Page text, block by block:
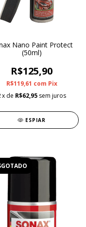
Nano Paint Protect
(50ml)
R$125,90
R$119,61 com Pix
x de R$62,95 sem juros
ESPIAR